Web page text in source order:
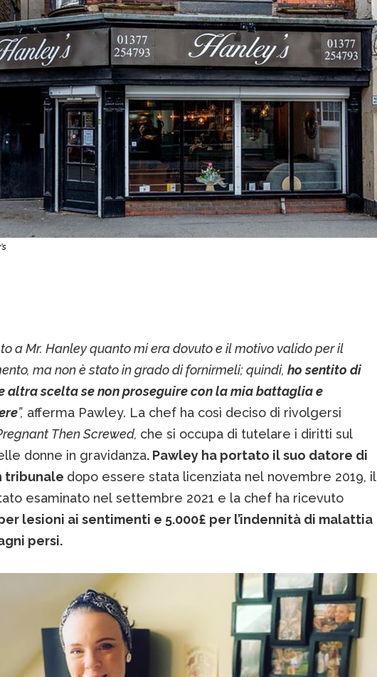
a Mr. Hanley quanto mi era dovuto e il motivo valido per il
ma non è stato in grado di fornirmeli; quindi, ho sentito di
altra scelta se non proseguire con la mia battaglia e
”, afferma Pawley. La chef ha così deciso di rivolgersi
Then Screwed, che si occupa di tutelare i diritti sul
donne in gravidanza. Pawley ha portato il suo datore di
tribunale dopo essere stata licenziata nel novembre 2019, il
esaminato nel settembre 2021 e la chef ha ricevuto
lesioni ai sentimenti e 5.000£ per l’indennità di malattia
persi.